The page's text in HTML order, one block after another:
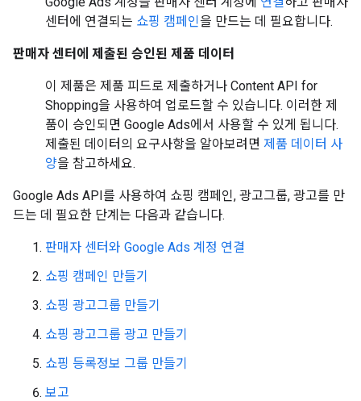
센터에 연결되는 쇼핑 캠페인을 만드는 데 필요합니다.
판매자 센터에 제출된 승인된 제품 데이터
이 제품은 제품 피드로 제출하거나 Content API for
Shopping을 사용하여 업로드할 수 있습니다. 이러한 제
품이 승인되면 Google Ads에서 사용할 수 있게 됩니다.
제출된 데이터의 요구사항을 알아보려면 제품 데이터 사
양을 참고하세요.
Google Ads API를 사용하여 쇼핑 캠페인, 광고그룹, 광고를 만
드는 데 필요한 단계는 다음과 같습니다.
판매자 센터와 Google Ads 계정 연결
쇼핑 캠페인 만들기
쇼핑 광고그룹 만들기
쇼핑 광고그룹 광고 만들기
쇼핑 등록정보 그룹 만들기
보고